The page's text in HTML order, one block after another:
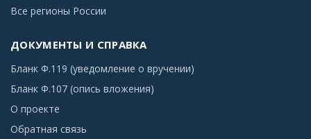
Все регионы России
ДОКУМЕНТЫ И СПРАВКА
Бланк Ф.119 (уведомление о вручении)
Бланк Ф.107 (опись вложения)
О проекте
Обратная связь